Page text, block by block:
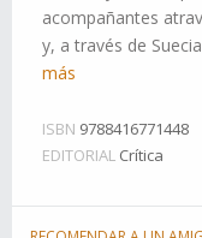
acompañantes
y, a través de
más
ISBN 9788416771448
EDITORIAL Crítica